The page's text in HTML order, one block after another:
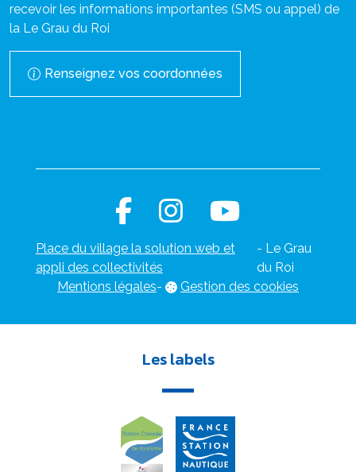
recevoir les informations importantes (SMS ou appel) de
la Le Grau du Roi
Renseignez vos coordonnées
Place du village la solution web et
appli des collectivités
- Le Grau
du Roi
Mentions légales- Gestion des cookies
Les labels